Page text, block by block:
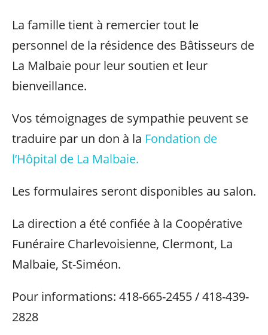
La famille tient à remercier tout le
personnel de la résidence des Bâtisseurs de
La Malbaie pour leur soutien et leur
bienveillance.
Vos témoignages de sympathie peuvent se
traduire par un don à la Fondation de
l’Hôpital de La Malbaie.
Les formulaires seront disponibles au salon.
La direction a été confiée à la Coopérative
Funéraire Charlevoisienne, Clermont, La
Malbaie, St-Siméon.
Pour informations: 418-665-2455 / 418-439-
2828